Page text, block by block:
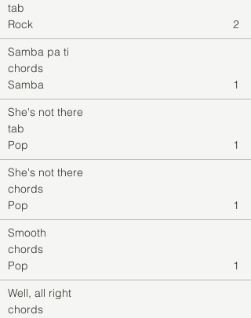
tab
Rock
2
Samba pa ti
chords
Samba
1
She's not there
tab
Pop
1
She's not there
chords
Pop
1
Smooth
chords
Pop
1
Well, all right
chords